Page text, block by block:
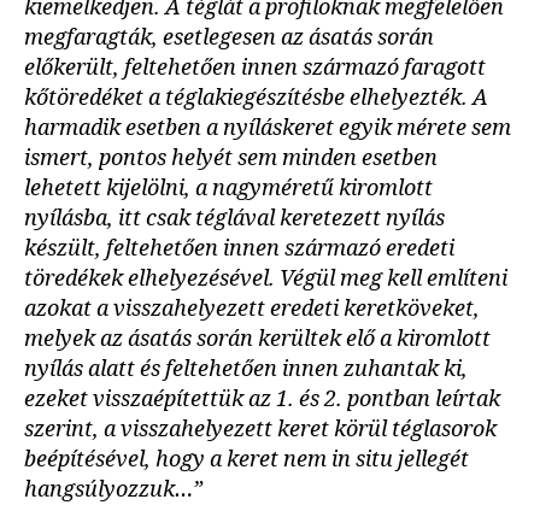
kiemelkedjen. A téglát a profiloknak megfelelően
megfaragták, esetlegesen az ásatás során
előkerült, feltehetően innen származó faragott
kőtöredéket a téglakiegészítésbe elhelyezték. A
harmadik esetben a nyíláskeret egyik mérete sem
ismert, pontos helyét sem minden esetben
lehetett kijelölni, a nagyméretű kiromlott
nyílásba, itt csak téglával keretezett nyílás
készült, feltehetően innen származó eredeti
töredékek elhelyezésével. Végül meg kell említeni
azokat a visszahelyezett eredeti keretköveket,
melyek az ásatás során kerültek elő a kiromlott
nyílás alatt és feltehetően innen zuhantak ki,
ezeket visszaépítettük az 1. és 2. pontban leírtak
szerint, a visszahelyezett keret körül téglasorok
beépítésével, hogy a keret nem in situ jellegét
hangsúlyozzuk…”